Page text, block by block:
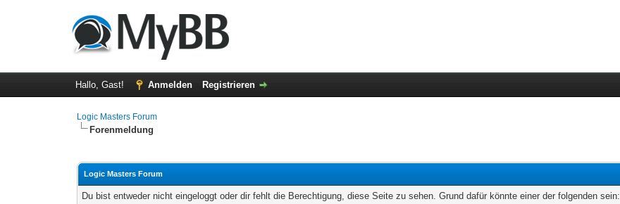
Hallo, Gast! Anmelden Registrieren
Logic Masters Forum
Forenmeldung
Logic Masters Forum
Du bist entweder nicht eingeloggt oder dir fehlt die Berechtigung, diese Seite zu sehen. Grund dafür könnte einer der folgenden sein: